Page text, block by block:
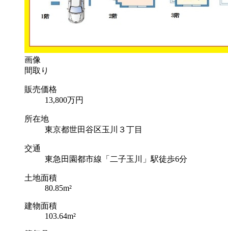
画像
間取り
販売価格
13,800万円
所在地
東京都世田谷区玉川３丁目
交通
東急田園都市線「二子玉川」駅徒歩6分
土地面積
80.85m²
建物面積
103.64m²